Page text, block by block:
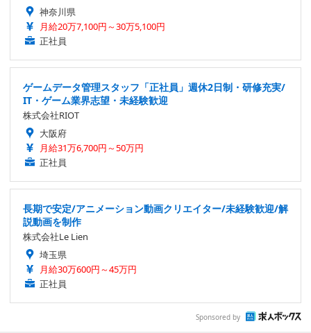
神奈川県
月給20万7,100円～30万5,100円
正社員
ゲームデータ管理スタッフ「正社員」週休2日制・研修充実/
IT・ゲーム業界志望・未経験歓迎
株式会社RIOT
大阪府
月給31万6,700円～50万円
正社員
長期で安定/アニメーション動画クリエイター/未経験歓迎/解
説動画を制作
株式会社Le Lien
埼玉県
月給30万600円～45万円
正社員
Sponsored by